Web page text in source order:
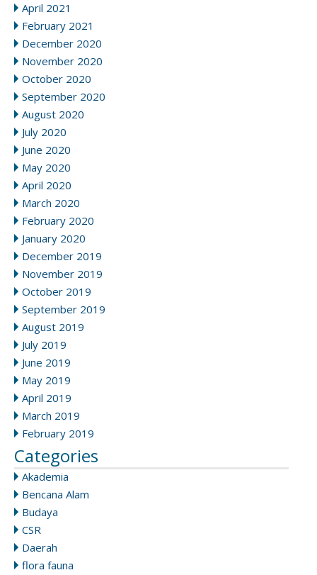
April 2021
February 2021
December 2020
November 2020
October 2020
September 2020
August 2020
July 2020
June 2020
May 2020
April 2020
March 2020
February 2020
January 2020
December 2019
November 2019
October 2019
September 2019
August 2019
July 2019
June 2019
May 2019
April 2019
March 2019
February 2019
Categories
Akademia
Bencana Alam
Budaya
CSR
Daerah
flora fauna